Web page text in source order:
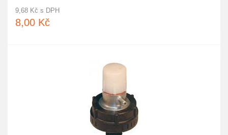
9,68 Kč s DPH
8,00 Kč